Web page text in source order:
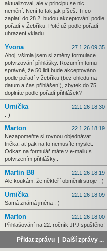
aktualizoval, ale v principu se nic
nemění. Není to tak jak píšeš. Ti co
zaplatí do 28.2. budou akceptování podle
pořadí v Žebříku. Poté už podle pořadí
uhrazení vkladu.
Yvona
27.1.26 09:35
Ahoj, všimla jsem si změny formulace
potvrzování přihlášky. Rozumím tomu
správně, že 50 lidí bude akceptováno
podle pořadí v žebříku (bez ohledu na
datum a čas přihlášení), zbytek do 75
doplníte podle pořadí přihlášek?
Urnička
22.1.26 18:30
:-)
Marton
22.1.26 18:19
Nezapomeňte si rovnou objednávat
trička, ať pak na to nemusíte myslet.
Odkaz na formulář máte v e-mailu s
potvrzením přihlášky..
Martin B8
22.1.26 18:19
Ale koukám, že někteří obměnili stroje :-)
Urnička
22.1.26 18:09
Samá známá jména :-)
Marton
22.1.26 18:00
Přihlašování na 22. ročník JPJ spuštěno!
Přidat zprávu Další zprávy ...